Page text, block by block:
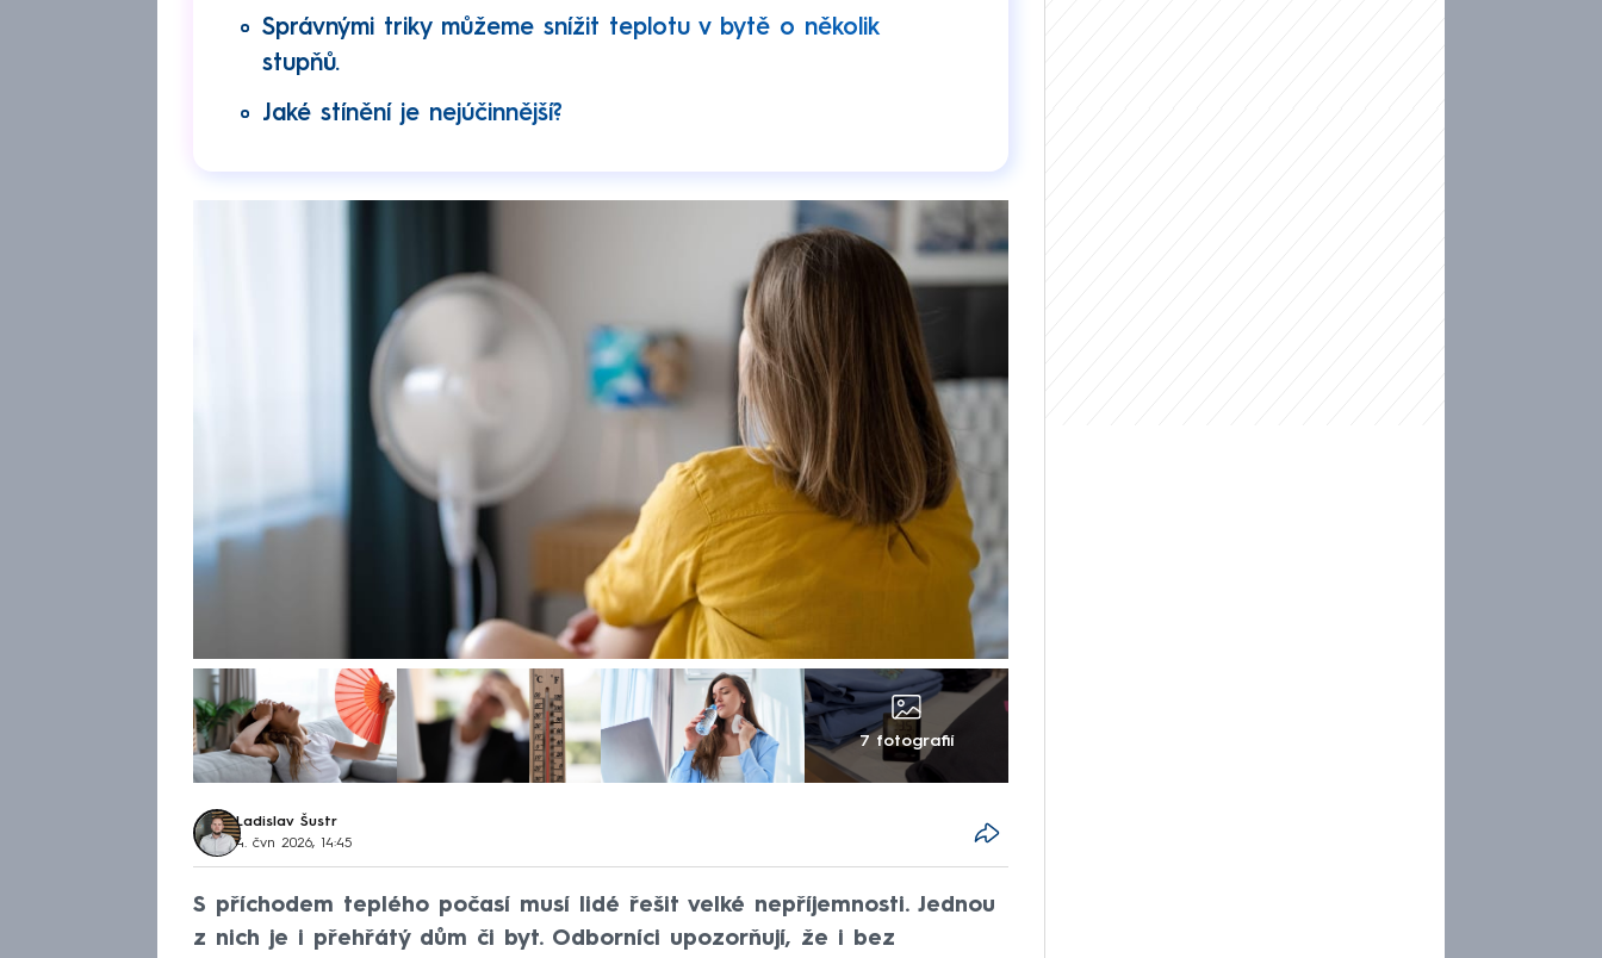
Správnými triky můžeme snížit teplotu v bytě o několik
stupňů.
Jaké stínění je nejúčinnější?
7 fotografií
Ladislav Šustr
4. čvn 2026, 14:45
S příchodem teplého počasí musí lidé řešit velké nepříjemnosti. Jednou
z nich je i přehřátý dům či byt. Odborníci upozorňují, že i bez